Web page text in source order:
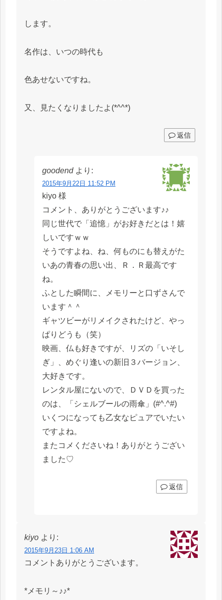
します。
名作は、いつの時代も
色あせないですね。
又、見たくなりましたよ(*^^*)
返信
goodend より:
2015年9月22日 11:52 PM
kiyo 様
コメント、ありがとうございます♪♪
同じ世代で「追憶」がお好きだとは！嬉
しいですｗｗ
そうですよね、ね、何ものにも替えがた
いあの青春の思い出、Ｒ．Ｒ最高です
ね。
ふとした瞬間に、メモリーと口ずさんで
います＾＾
ギャツビーがリメイクされたけど、やっ
ぱりどうも（笑）
映画、仏も好きですが、リズの「いそし
ぎ」、めぐり逢いの新旧３バージョン、
大好きです。
レンタル屋にないので、ＤＶＤを買った
のは、「シェルブールの雨傘」(#^.^#)
いくつになっても乙女なピュアでいたい
ですよね。
またコメくださいね！ありがとうござい
ました♡
返信
kiyo より:
2015年9月23日 1:06 AM
コメントありがとうございます。
*メモリ～♪♪*